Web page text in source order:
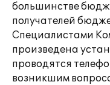
большинстве
получателей
Специалистами
произведена
проводятся
возникшим